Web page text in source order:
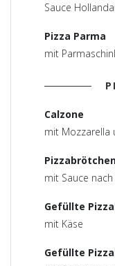
Sauce
Pizza Parma
mit
Calzone
mit Mozzarella
mit Sauce nach
Gefüllte
mit Käse
Gefüllte